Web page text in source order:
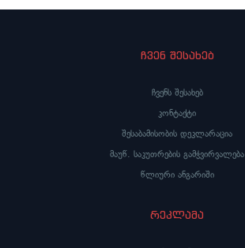
ჩვენ შესახებ
ჩვენს შესახებ
კონტაქტი
შესაბამისობის დეკლარაცია
მაუწ. საკუთრების გამჭვირვალება
წლიური ანგარიში
რეკლამა